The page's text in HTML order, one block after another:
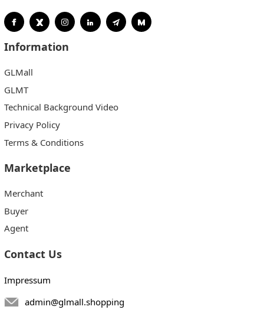
Information
GLMall
GLMT
Technical Background Video
Privacy Policy
Terms & Conditions
Marketplace
Merchant
Buyer
Agent
Contact Us
Impressum
admin@glmall.shopping